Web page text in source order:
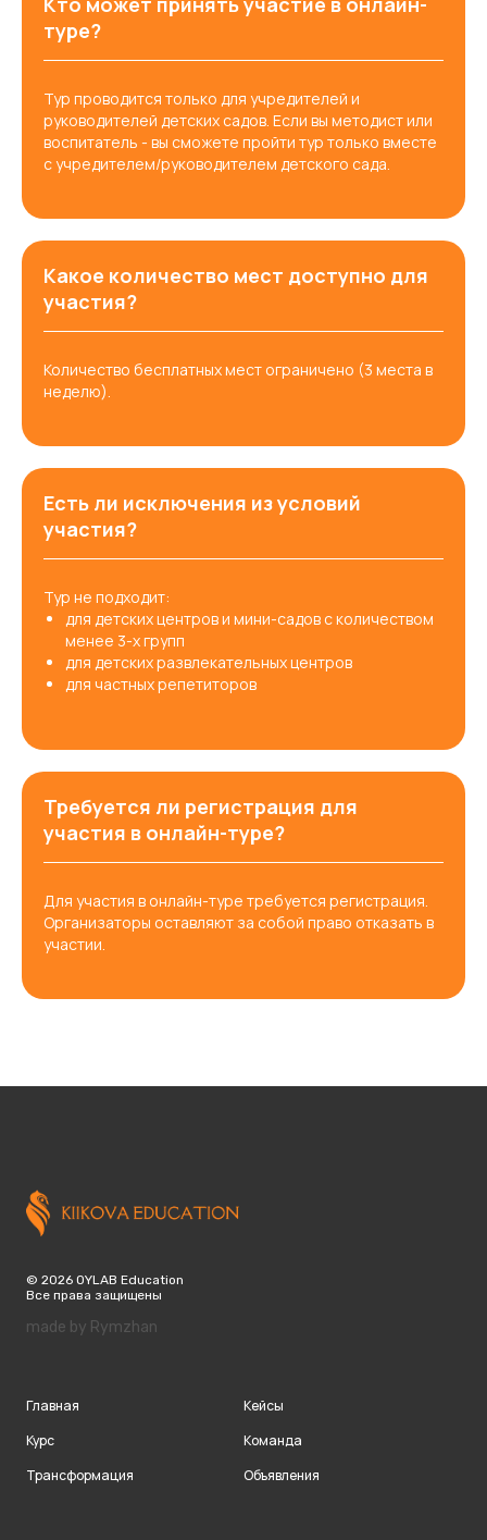
туре?
Тур проводится только для учредителей и
руководителей детских садов. Если вы методист или
воспитатель - вы сможете пройти тур только вместе
с учредителем/руководителем детского сада.
Какое количество мест доступно для
участия?
Количество бесплатных мест ограничено (3 места в
неделю).
Есть ли исключения из условий
участия?
Тур не подходит:
для детских центров и мини-садов с количеством
менее 3-х групп
для детских развлекательных центров
для частных репетиторов
Требуется ли регистрация для
участия в онлайн-туре?
Для участия в онлайн-туре требуется регистрация.
Организаторы оставляют за собой право отказать в
участии.
© 2026 OYLAB Education
Все права защищены
made by Rymzhan
Главная
Курс
Трансформация
Кейсы
Команда
Объявления